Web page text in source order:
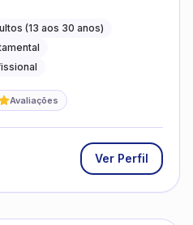
e orientação
(13 aos 30 anos)
Avaliações
Ver Perfil